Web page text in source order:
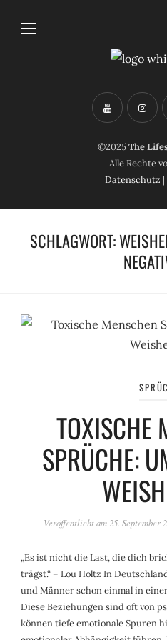
©2025The
Alle Rechte
Datenschutz |
SCHLAGWORT:
TOXISCHE
SPRÜCHE:
Veröffentlicht am 25. September
„Es ist nicht die Last, die dich
trägst.“ – Lou Holtz In
und Männer schon einmal in
Diese Beziehungen sind oft von
können tiefe emotionale Spuren